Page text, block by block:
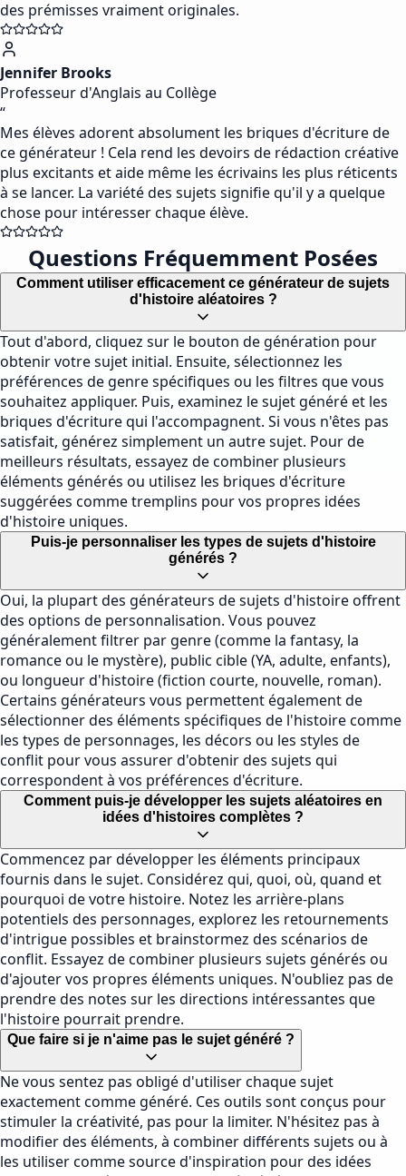
des prémisses vraiment originales.
Jennifer Brooks
Professeur d'Anglais au Collège
“
Mes élèves adorent absolument les briques d'écriture de
ce générateur ! Cela rend les devoirs de rédaction créative
plus excitants et aide même les écrivains les plus réticents
à se lancer. La variété des sujets signifie qu'il y a quelque
chose pour intéresser chaque élève.
Questions Fréquemment Posées
Comment utiliser efficacement ce générateur de sujets
d'histoire aléatoires ?
Tout d'abord, cliquez sur le bouton de génération pour
obtenir votre sujet initial. Ensuite, sélectionnez les
préférences de genre spécifiques ou les filtres que vous
souhaitez appliquer. Puis, examinez le sujet généré et les
briques d'écriture qui l'accompagnent. Si vous n'êtes pas
satisfait, générez simplement un autre sujet. Pour de
meilleurs résultats, essayez de combiner plusieurs
éléments générés ou utilisez les briques d'écriture
suggérées comme tremplins pour vos propres idées
d'histoire uniques.
Puis-je personnaliser les types de sujets d'histoire
générés ?
Oui, la plupart des générateurs de sujets d'histoire offrent
des options de personnalisation. Vous pouvez
généralement filtrer par genre (comme la fantasy, la
romance ou le mystère), public cible (YA, adulte, enfants),
ou longueur d'histoire (fiction courte, nouvelle, roman).
Certains générateurs vous permettent également de
sélectionner des éléments spécifiques de l'histoire comme
les types de personnages, les décors ou les styles de
conflit pour vous assurer d'obtenir des sujets qui
correspondent à vos préférences d'écriture.
Comment puis-je développer les sujets aléatoires en
idées d'histoires complètes ?
Commencez par développer les éléments principaux
fournis dans le sujet. Considérez qui, quoi, où, quand et
pourquoi de votre histoire. Notez les arrière-plans
potentiels des personnages, explorez les retournements
d'intrigue possibles et brainstormez des scénarios de
conflit. Essayez de combiner plusieurs sujets générés ou
d'ajouter vos propres éléments uniques. N'oubliez pas de
prendre des notes sur les directions intéressantes que
l'histoire pourrait prendre.
Que faire si je n'aime pas le sujet généré ?
Ne vous sentez pas obligé d'utiliser chaque sujet
exactement comme généré. Ces outils sont conçus pour
stimuler la créativité, pas pour la limiter. N'hésitez pas à
modifier des éléments, à combiner différents sujets ou à
les utiliser comme source d'inspiration pour des idées